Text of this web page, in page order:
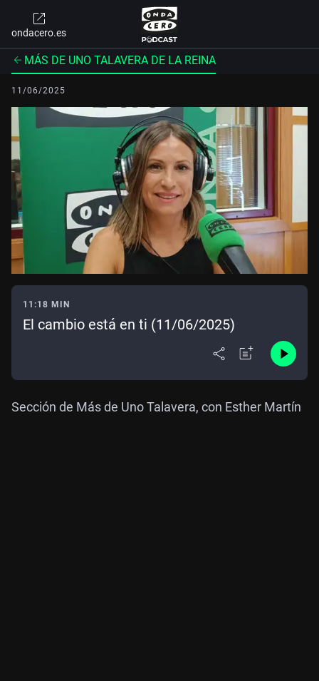
ondacero.es
MÁS DE UNO TALAVERA DE LA REINA
11/06/2025
11:18 MIN
El cambio está en ti (11/06/2025)
Sección de Más de Uno Talavera, con Esther Martín